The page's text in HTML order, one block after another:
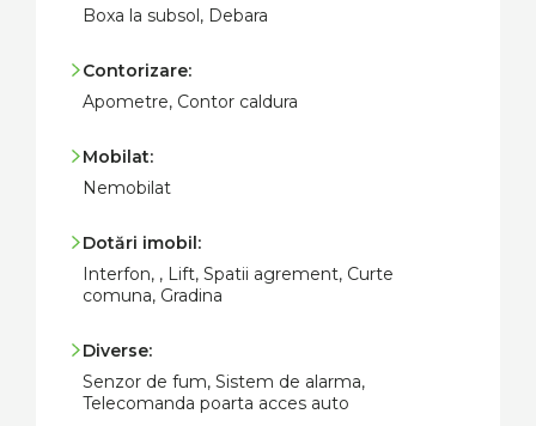
Boxa la subsol, Debara
Contorizare:
Apometre, Contor caldura
Mobilat:
Nemobilat
Dotări imobil:
Interfon, , Lift, Spatii agrement, Curte
comuna, Gradina
Diverse:
Senzor de fum, Sistem de alarma,
Telecomanda poarta acces auto